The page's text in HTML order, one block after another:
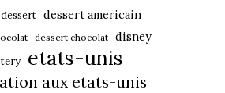
dessert dessert americain
dessert chocolat disney
etats-unis
aux etats-unis